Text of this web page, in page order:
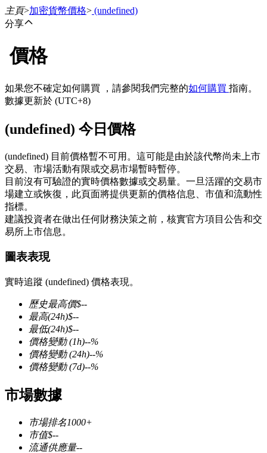
合約
USDT永續
多種以USDT結算的永續合約
幣本位永續
以數字貨幣為保證金的永續合約
TradFi
美股、外匯、貴金屬及大宗商品衍生性商品
主頁>加密貨幣價格> (undefined)
分享
價格
如果您不確定如何購買 ，請參閱我們完整的如何購買 指南。
數據更新於 (UTC+8)
(undefined) 今日價格
(undefined) 目前價格暫不可用。這可能是由於該代幣尚未上市
交易、市場活動有限或交易市場暫時暫停。
目前沒有可驗證的實時價格數據或交易量。一旦活躍的交易市
場建立或恢復，此頁面將提供更新的價格信息、市值和流動性
指標。
建議投資者在做出任何財務決策之前，核實官方項目公告和交
易所上市信息。
圖表表現
實時追蹤 (undefined) 價格表現。
歷史最高價$--
最高(24h)$--
最低(24h)$--
價格變動(1h)--%
價格變動(24h)--%
價格變動(7d)--%
市場數據
市場排名1000+
市值$--
流通供應量--